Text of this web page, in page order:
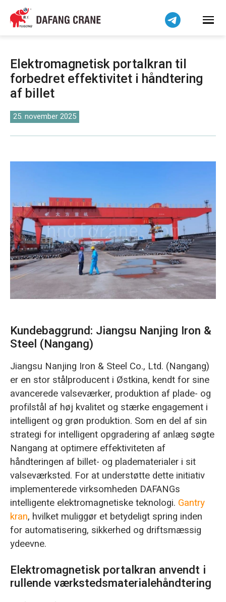
Elektromagnetisk portalkran til
forbedret effektivitet i håndtering
af billet
25. november 2025
Kundebaggrund: Jiangsu Nanjing Iron &
Steel (Nangang)
Jiangsu Nanjing Iron & Steel Co., Ltd. (Nangang)
er en stor stålproducent i Østkina, kendt for sine
avancerede valseværker, produktion af plade- og
profilstål af høj kvalitet og stærke engagement i
intelligent og grøn produktion. Som en del af sin
strategi for intelligent opgradering af anlæg søgte
Nangang at optimere effektiviteten af
håndteringen af billet- og pladematerialer i sit
valseværksted. For at understøtte dette initiativ
implementerede virksomheden DAFANGs
intelligente elektromagnetiske teknologi. Gantry
kran, hvilket muliggør et betydeligt spring inden
for automatisering, sikkerhed og driftsmæssig
ydeevne.
Elektromagnetisk portalkran anvendt i
rullende værkstedsmaterialehåndtering
हिन्दी
Bahasa Indonesia
简体中文
বাংলা
فارسی
Pilipino
اردو
Čeština
Kiswahili
Norsk
O‘zbekcha